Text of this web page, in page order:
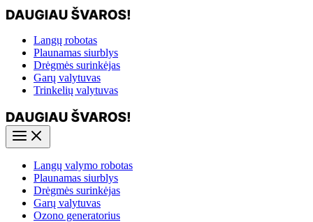
Pereiti
prie
Langų robotas
Plaunamas siurblys
Drėgmės surinkėjas
Garų valytuvas
Trinkelių valytuvas
Main
Menu
Langų valymo robotas
Plaunamas siurblys
Drėgmės surinkėjas
Garų valytuvas
Ozono generatorius